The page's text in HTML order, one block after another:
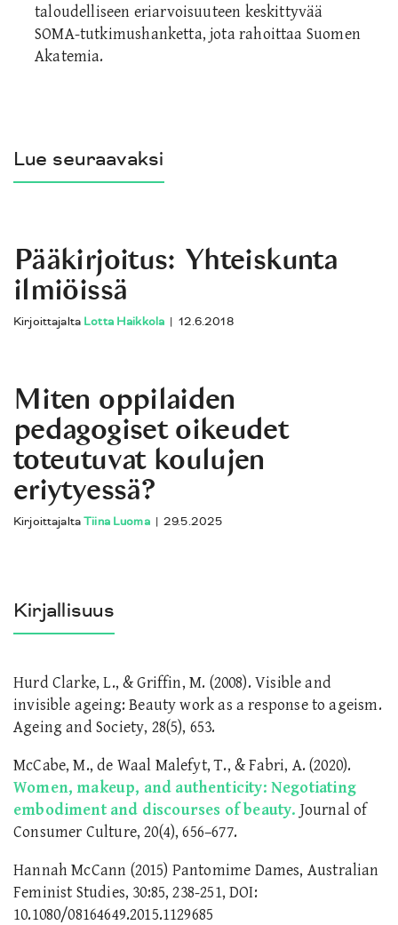
taloudelliseen eriarvoisuuteen keskittyvää
SOMA-tutkimushanketta, jota rahoittaa Suomen
Akatemia.
Lue seuraavaksi
Pääkirjoitus: Yhteiskunta
ilmiöissä
Kirjoittajalta Lotta Haikkola | 12.6.2018
Miten oppilaiden
pedagogiset oikeudet
toteutuvat koulujen
eriytyessä?
KirjoittajaltaTiina Luoma | 29.5.2025
Kirjallisuus
Hurd Clarke, L., & Griffin, M. (2008). Visible and
invisible ageing: Beauty work as a response to ageism.
Ageing and Society, 28(5), 653.
McCabe, M., de Waal Malefyt, T., & Fabri, A. (2020).
Women, makeup, and authenticity: Negotiating
embodiment and discourses of beauty. Journal of
Consumer Culture, 20(4), 656–677.
Hannah McCann (2015) Pantomime Dames, Australian
Feminist Studies, 30:85, 238-251, DOI:
10.1080/08164649.2015.1129685